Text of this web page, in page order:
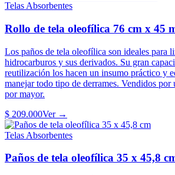
Telas Absorbentes
Rollo de tela oleofílica 76 cm x 45
Los paños de tela oleofílica son ideales para
hidrocarburos y sus derivados. Su gran
reutilización los hacen un insumo práctico y
manejar todo tipo de derrames. Vendidos por
por mayor.
$ 209.000Ver →
Telas Absorbentes
Paños de tela oleofílica 35 x 45,8